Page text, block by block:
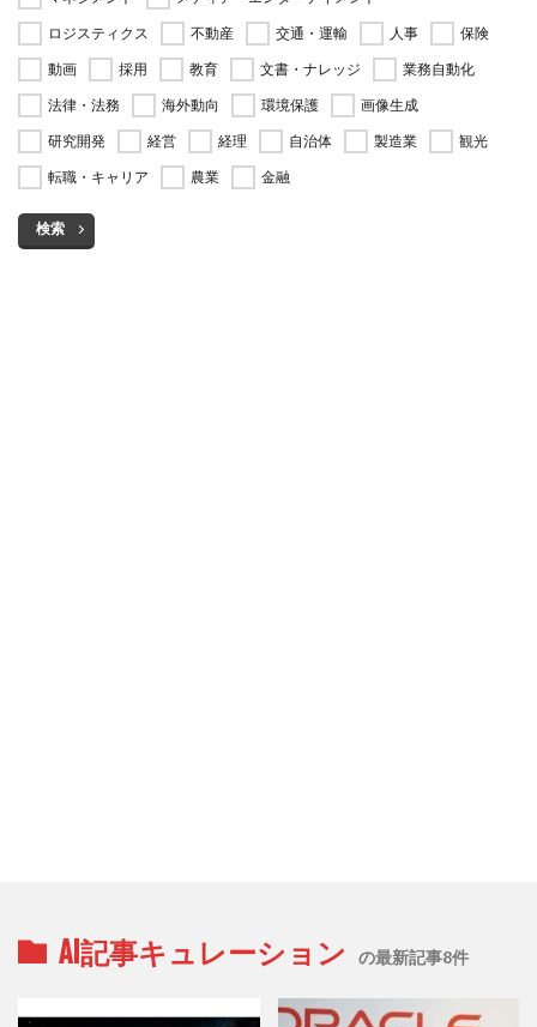
ロジスティクス
不動産 交通・運輸 人事
保険
動画
採用 教育 文書・ナレッジ
業務自動化
法律・法務
海外動向 環境保護
画像生成
研究開発
経営 経理 自治体 製造業
観光
転職・キャリア
農業 金融
検索
AI記事キュレーション の最新記事8件